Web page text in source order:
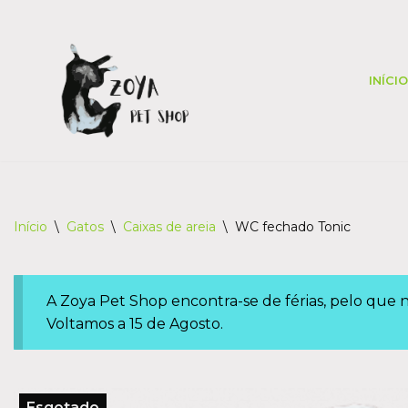
content
INÍCIO
Início \ Gatos \ Caixas de areia \ WC fechado Tonic
A Zoya Pet Shop encontra-se de férias, pelo
Voltamos a 15 de Agosto.